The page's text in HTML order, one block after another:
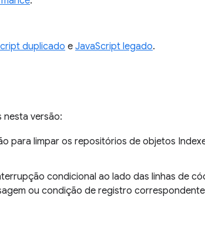
duplicado e JavaScript legado.
nesta versão:
para limpar os repositórios de objetos
condicional ao lado das linhas de
ou condição de registro correspondente